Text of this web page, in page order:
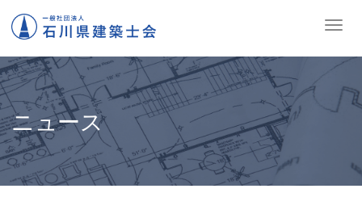
ナ
ゲ
シ
ョ
ニュース